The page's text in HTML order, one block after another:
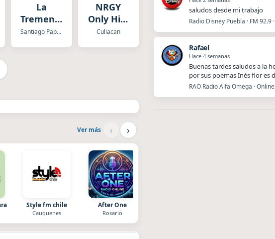
La
Tremenda
Santiago
Santiago Papasquiaro
NRGY
Only Hits
#1
Culiacan
Ver más ‹ ›
Style fm chile
Cauquenes
After One
Rosario
saludos desde mi trabajo
Radio Disney Puebla · FM 92.9
Rafael
Hace 4 semanas
Buenas tardes saludos a la
por sus poemas Inés flor es
RAO Radio Alfa Omega ·